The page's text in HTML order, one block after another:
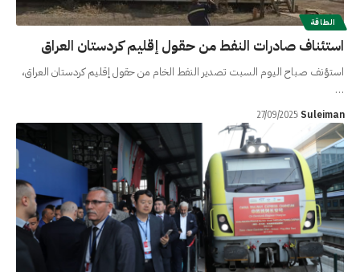
الطاقة
استئناف صادرات النفط من حقول إقليم كردستان العراق
استؤنف صباح اليوم السبت تصدير النفط الخام من حقول إقليم كردستان العراق،
…
Suleiman
27/09/2025